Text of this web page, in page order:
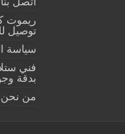
ريموت
توصيل
سياسة
فني
بدقة
من نحن